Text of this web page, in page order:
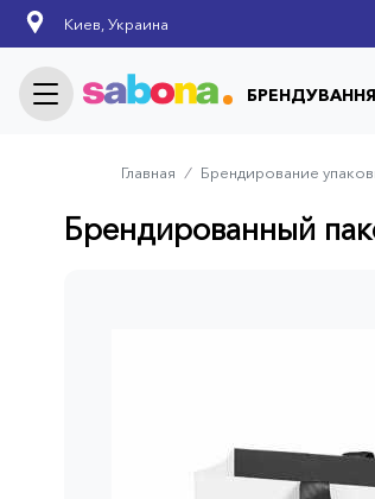
Skip
content
Киев, Украина
БРЕНДУВАННЯ
Главная ⁄ Брендирование
Брендированный